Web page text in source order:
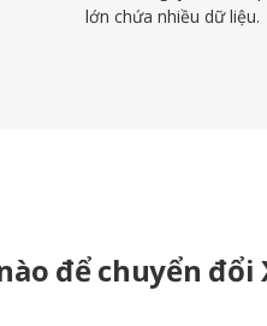
lớn chứa nhiều dữ liệu.
để chuyển đổi